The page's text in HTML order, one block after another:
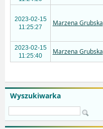
Wyszukiwarka
2023-02-15
11:25:27
Marzena Grubska
2023-02-15
11:25:40
Marzena Grubska